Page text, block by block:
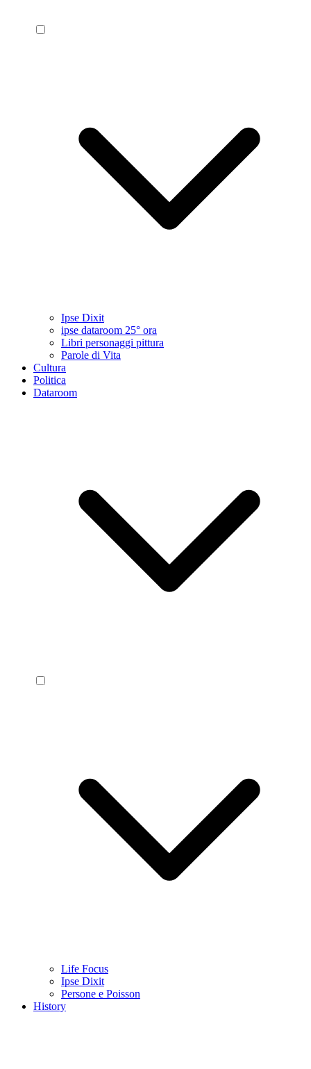
Ipse Dixit
ipse dataroom 25° ora
Libri personaggi pittura
Parole di Vita
Cultura
Politica
Dataroom
Life Focus
Ipse Dixit
Persone e Poisson
History